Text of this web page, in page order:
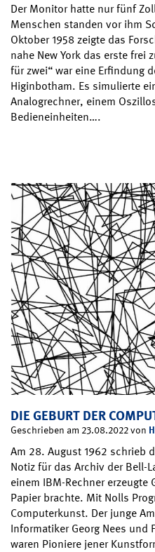
Der Monitor hatte nur fünf
Menschen standen vor ihm
Oktober 1958 zeigte das
nahe New York das erste frei
für zwei“ war eine Erfindung
Higinbotham. Es simulierte
Analogrechner, einem
Bedieneinheiten….
DIE GEBURT DER
Geschrieben am 23.08.2022 von
Am 28. August 1962 schrieb
Notiz für das Archiv der Bell-
einem IBM-Rechner erzeugte
Papier brachte. Mit Nolls
Computerkunst. Der junge
Informatiker Georg Nees und
waren Pioniere jener